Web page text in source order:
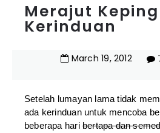
Merajut
Kerinduan
March 19, 2012
Setelah lumayan lama tidak
ada kerinduan untuk mencoba
beberapa hari bertapa dan